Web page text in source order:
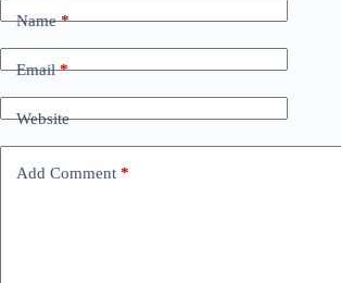
Name*
Email*
Website
Add Comment *